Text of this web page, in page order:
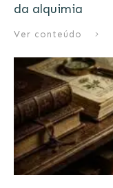
da alquimia
Ver conteúdo